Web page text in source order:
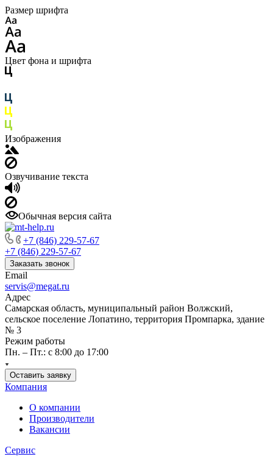
Размер шрифта
Цвет фона и шрифта
Изображения
Озвучивание текста
Обычная версия сайта
+7 (846) 229-57-67
+7 (846) 229-57-67
Заказать звонок
Email
servis@megat.ru
Адрес
Самарская область, муниципальный район Волжский,
сельское поселение Лопатино, территория Промпарка, здание
№ 3
Режим работы
Пн. – Пт.: с 8:00 до 17:00
Оставить заявку
Компания
О компании
Производители
Вакансии
Сервис